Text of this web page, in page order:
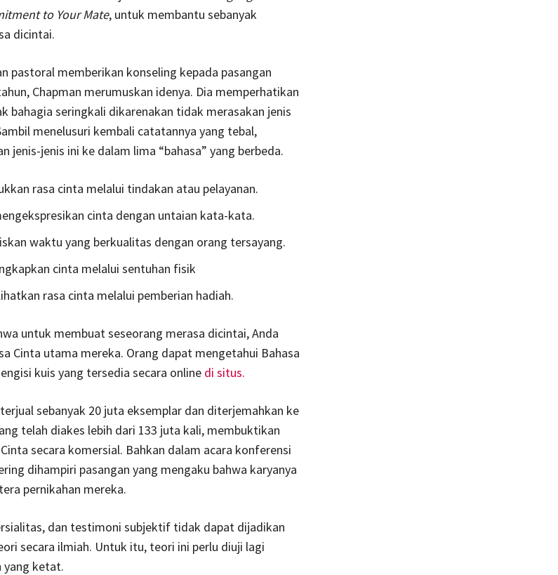
to Your Mate, untuk membantu sebanyak
dicintai.
pastoral memberikan konseling kepada pasangan
Chapman merumuskan idenya. Dia memperhatikan
bahagia seringkali dikarenakan tidak merasakan jenis
menelusuri kembali catatannya yang tebal,
jenis-jenis ini ke dalam lima “bahasa” yang berbeda.
rasa cinta melalui tindakan atau pelayanan.
cinta dengan untaian kata-kata.
waktu yang berkualitas dengan orang tersayang.
cinta melalui sentuhan fisik
rasa cinta melalui pemberian hadiah.
untuk membuat seseorang merasa dicintai, Anda
Cinta utama mereka. Orang dapat mengetahui Bahasa
kuis yang tersedia secara online di situs.
sebanyak 20 juta eksemplar dan diterjemahkan ke
telah diakes lebih dari 133 juta kali, membuktikan
secara komersial. Bahkan dalam acara konferensi
dihampiri pasangan yang mengaku bahwa karyanya
pernikahan mereka.
dan testimoni subjektif tidak dapat dijadikan
secara ilmiah. Untuk itu, teori ini perlu diuji lagi
yang ketat.